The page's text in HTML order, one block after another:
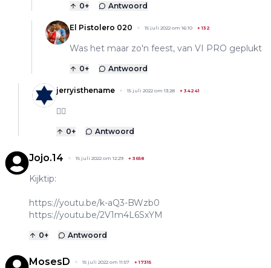
0+ Antwoord
El Pistolero 020 15 juli 2022 om 16:10 +132
Was het maar zo'n feest, van VI PRO geplukt
0+ Antwoord
jerryisthename 15 juli 2022 om 13:28 + 34241
👍🏼
0+ Antwoord
Jojo.14 15 juli 2022 om 12:29 + 3658
Kijktip:
https://youtu.be/k-aQ3-BWzb0
https://youtu.be/2V1m4L6SxYM
0+ Antwoord
MosesD 15 juli 2022 om 11:57 +17315